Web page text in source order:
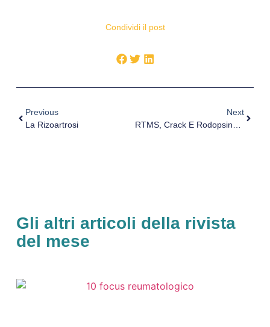
Condividi il post
Previous
La Rizoartrosi
Next
Gli altri articoli della rivista
del mese